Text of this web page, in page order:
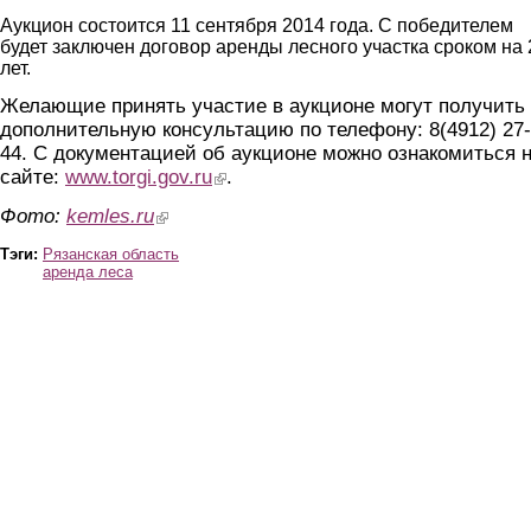
Аукцион состоится 11 сентября 2014 года. С победителем
будет заключен договор аренды лесного участка сроком на
лет.
Желающие принять участие в аукционе могут получить
дополнительную консультацию по телефону: 8(4912)
44. С документацией об аукционе можно ознакомиться
сайте: www.torgi.gov.ru(link is external)
.
Фото: kemles.ru(link is external)
Тэги: Рязанская область
аренда леса